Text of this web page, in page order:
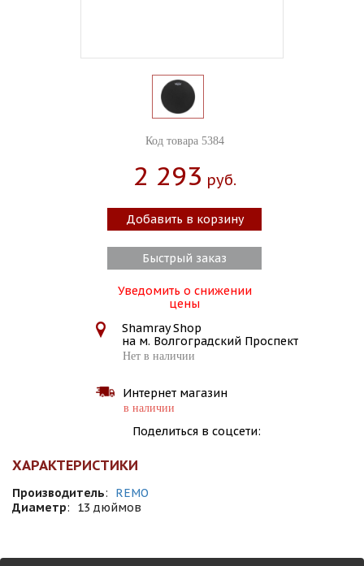
Код товара 5384
2 293 Руб.
Добавить в корзину
Быстрый заказ
Уведомить о снижении
цены
Shamray Shop
на м. Волгоградский Проспект
Нет в наличии
Интернет магазин
в наличии
Поделиться в соцсети:
ХАРАКТЕРИСТИКИ
Производитель:
REMO
Диаметр: 13 дюймов